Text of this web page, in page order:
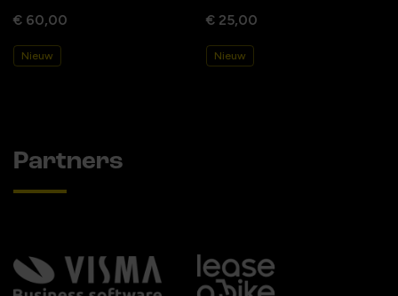
€ 60,00
Nieuw
€ 25,00
Nieuw
Partners